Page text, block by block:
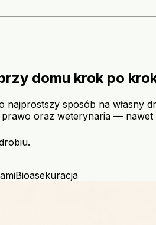
domu krok po
sposób na
oraz weterynaria — nawet
Bioasekuracja